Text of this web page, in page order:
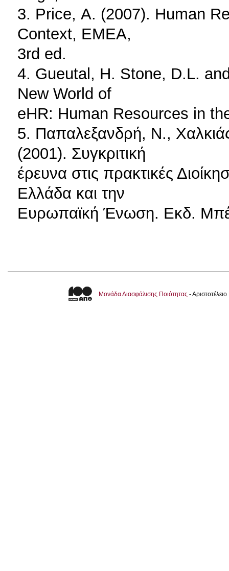
3. Price, Α. (2007). Human
Context, EMEA,
3rd ed.
4. Gueutal, Η. Stone, D.L.
New World of
eHR: Human Resources in
5. Παπαλεξανδρή, Ν.,
(2001). Συγκριτική
έρευνα στις πρακτικές
Ελλάδα και την
Ευρωπαϊκή Ένωση. Εκδ.
Μονάδα Διασφάλισης Ποιότητας -